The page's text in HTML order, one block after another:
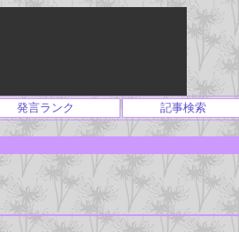
発言ランク 記事検索